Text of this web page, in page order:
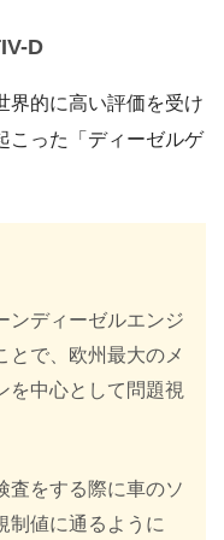
D
界的に高い評価を受け
こった「ディーゼルゲ
ンディーゼルエンジ
とで、欧州最大のメ
を中心として問題視
査をする際に車のソ
制値に通るように